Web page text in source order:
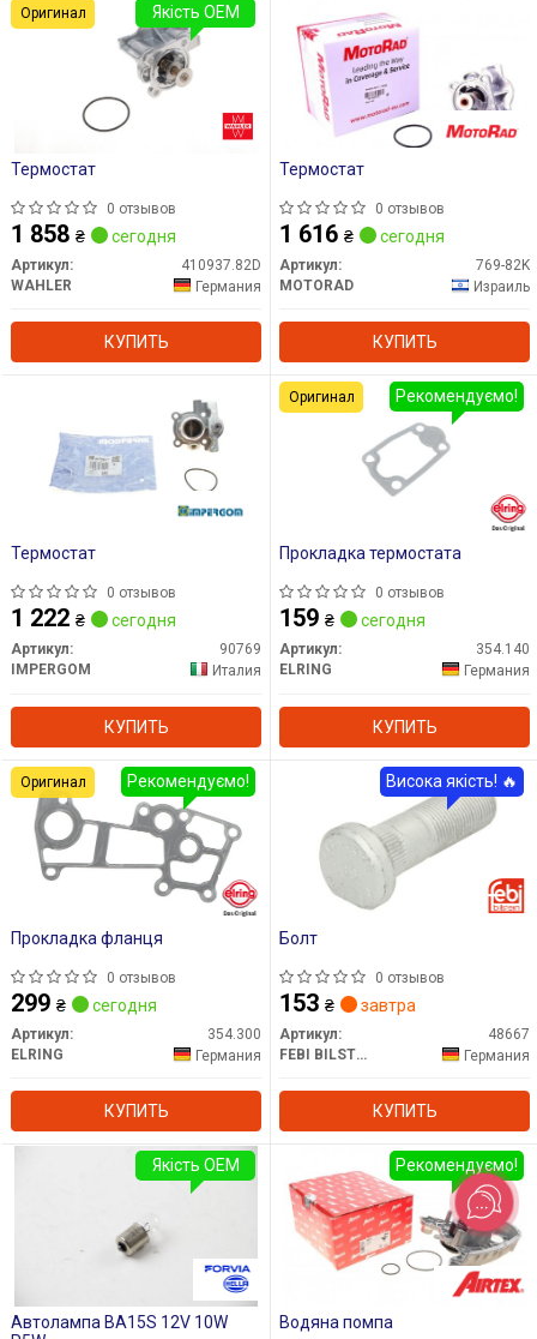
Термостат
0 отзывов
1 858 ₴ сегодня
Артикул:
410937.82D
WAHLER
Германия
КУПИТЬ
Якість OEM
Оригинал
Термостат
0 отзывов
1 616 ₴ сегодня
Артикул:
769-82K
MOTORAD
Израиль
КУПИТЬ
Термостат
0 отзывов
1 222 ₴ сегодня
Артикул:
90769
IMPERGOM
Италия
КУПИТЬ
Прокладка термостатa
0 отзывов
159 ₴ сегодня
Артикул:
354.140
ELRING
Германия
КУПИТЬ
Рекомендуємо!
Оригинал
Прокладка фланця
0 отзывов
299 ₴ сегодня
Артикул:
354.300
ELRING
Германия
КУПИТЬ
Рекомендуємо!
Оригинал
Болт
0 отзывов
153 ₴ завтра
Артикул:
48667
FEBI BILSTEIN
Германия
КУПИТЬ
Висока якість! 🔥
Автолампа BA15S 12V 10W
Якість OEM
Водяна помпа
Рекомендуємо!